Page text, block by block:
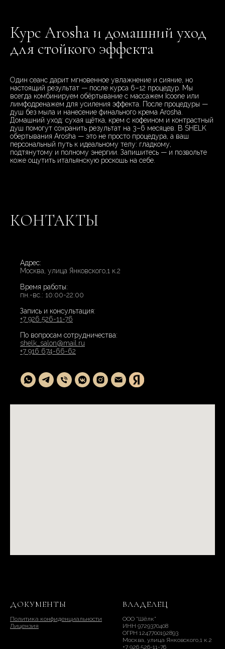
Курс Arosha и домашний уход
для стойкого эффекта
Один сеанс дарит мгновенное увлажнение и сияние, но
настоящий результат — после курса 6–12 процедур. Мы
всегда комбинируем обёртывание с массажем Icoone или
лимфодренажем для усиления эффекта. После процедуры —
душ без мыла и нанесение финального крема Arosha.
Домашний уход: сухая щётка, крем с кофеином и контрастный
душ помогут сохранить результат на 3–6 месяцев. В SHELK
обертывания Arosha — это не просто процедура, а ваш
персональный путь к идеальному телу: гладкому,
подтянутому и полному энергии. Запишитесь — и позвольте
коже ощутить итальянскую роскошь на себе.
КОНТАКТЫ
Адрес:
Москва, улица Янковского,1 к.2
Время работы:
пн.-вс.: 10:00-22:00
Запись и консультация:
+7 926 526-11-76
По вопросам сотрудничества:
shelk_salon@mail.ru
+7 916 674-66-62
ДОКУМЕНТЫ
Политика конфиденциальности
Лицензия
ВЛАДЕЛЕЦ
ООО "Шёлк"
ИНН 9729370408
ОГРН 1247700192893
Москва, улица Янковского,1 к.2
+7 926 526-11-76